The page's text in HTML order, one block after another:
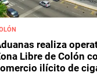
realiza
Libre de Colón
ilícito de